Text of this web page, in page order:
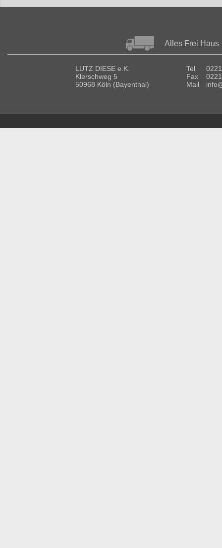
Alles Frei Haus
LUTZ DIESE e.K.
Klerschweg 5
50968 Köln (Bayenthal)
Tel
Fax
Mail